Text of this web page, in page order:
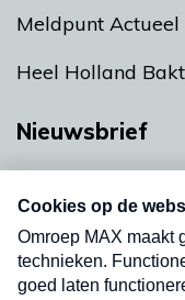
Meldpunt Actueel
Heel Holland Bakt
Nieuwsbrief
nieuwsbrief. Elke
uw mailbox.